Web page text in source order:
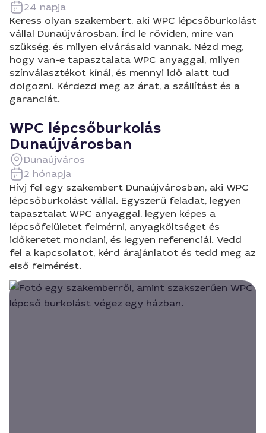
24 napja
Keress olyan szakembert, aki WPC lépcsőburkolást
vállal Dunaújvárosban. Írd le röviden, mire van
szükség, és milyen elvárásaid vannak. Nézd meg,
hogy van-e tapasztalata WPC anyaggal, milyen
színválasztékot kínál, és mennyi idő alatt tud
dolgozni. Kérdezd meg az árat, a szállítást és a
garanciát.
WPC lépcsőburkolás
Dunaújvárosban
Dunaújváros
2 hónapja
Hívj fel egy szakembert Dunaújvárosban, aki WPC
lépcsőburkolást vállal. Egyszerű feladat, legyen
tapasztalat WPC anyaggal, legyen képes a
lépcsőfelületet felmérni, anyagköltséget és
időkeretet mondani, és legyen referenciái. Vedd
fel a kapcsolatot, kérd árajánlatot és tedd meg az
első felmérést.